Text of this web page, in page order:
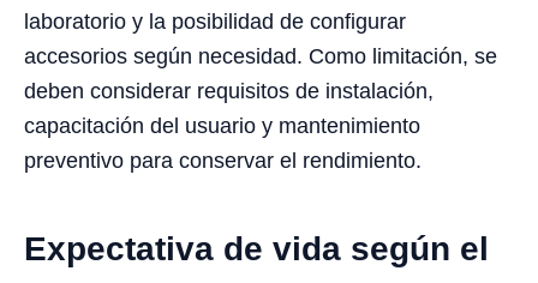
laboratorio y la posibilidad de configurar
accesorios según necesidad. Como limitación, se
deben considerar requisitos de instalación,
capacitación del usuario y mantenimiento
preventivo para conservar el rendimiento.
Expectativa de vida según el